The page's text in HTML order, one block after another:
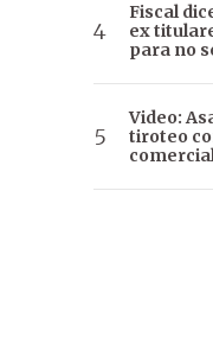
Fiscal
ex
para no
Video:
tiroteo